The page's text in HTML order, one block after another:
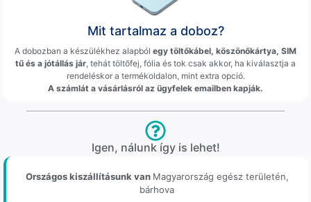
Mit tartalmaz a doboz?
A dobozban a készülékhez alapból egy töltőkábel, köszönőkártya, SIM
tű és a jótállás jár , tehát töltőfej, fólia és tok csak akkor, ha kiválasztja a
rendeléskor a termékoldalon, mint extra opció.
A számlát a vásárlásról az ügyfelek emailben kapják.
Igen, nálunk így is lehet!
Országos kiszállításunk van Magyarország egész területén,
bárhova